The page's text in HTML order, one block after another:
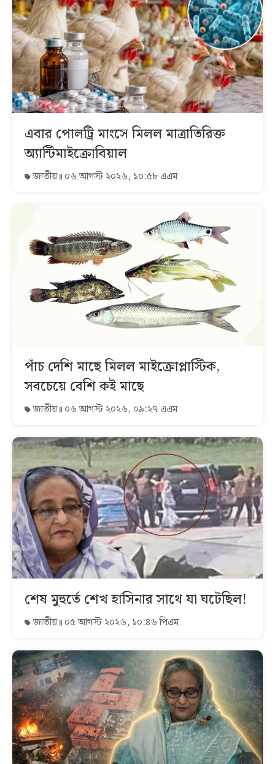
এবার পোলট্রি মাংসে মিলল মাত্রাতিরিক্ত
অ্যান্টিমাইক্রোবিয়াল
জাতীয় ০৬ আগস্ট ২০২৬, ১০:৫৮ এএম
পাঁচ দেশি মাছে মিলল মাইক্রোপ্লাস্টিক,
সবচেয়ে বেশি কই মাছে
জাতীয় ০৬ আগস্ট ২০২৬, ০৯:২৭ এএম
শেষ মুহুর্তে শেখ হাসিনার সাথে যা ঘটেছিল!
জাতীয় ০৫ আগস্ট ২০২৬, ১০:৪৬ পিএম